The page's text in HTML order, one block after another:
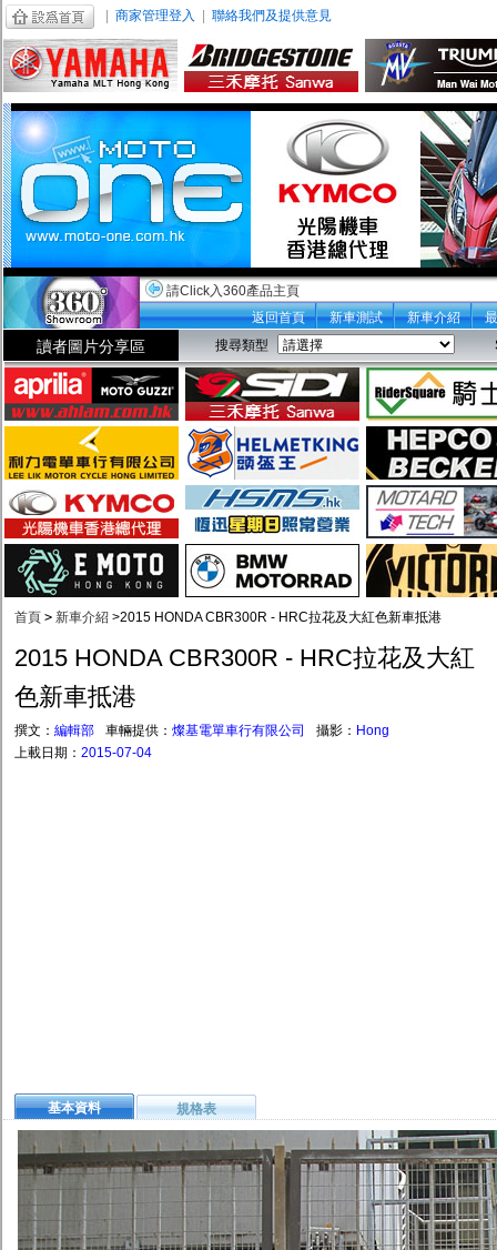
商家管理登入 聯絡我們及提供意見
請Click入360產品主頁
返回首頁
新車測試 新車介紹
讀者圖片分享區 搜尋類型
首頁 > 新車介紹 >2015 HONDA CBR300R - HRC拉花及大紅色新車抵港
2015 HONDA CBR300R - HRC拉花及大紅
色新車抵港
撰文： 編輯部 車輛提供： 燦基電單車行有限公司 攝影： Hong
上載日期： 2015-07-04
基本資料 規格表